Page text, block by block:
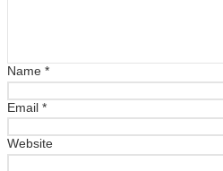
Name *
Email *
Website